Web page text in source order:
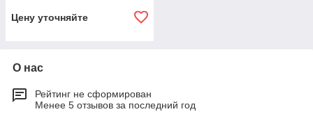
Цену уточняйте
О нас
Рейтинг не сформирован
Менее 5 отзывов за последний год